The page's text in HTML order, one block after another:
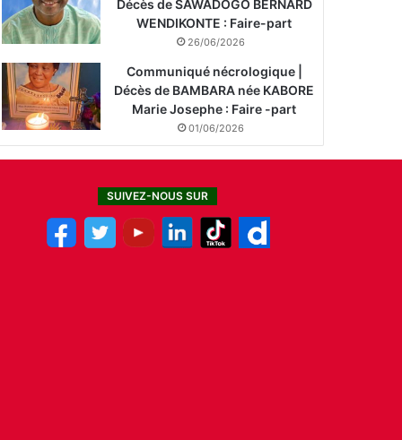
Décès de SAWADOGO BERNARD
WENDIKONTE : Faire-part
26/06/2026
Communiqué nécrologique |
Décès de BAMBARA née KABORE
Marie Josephe : Faire -part
01/06/2026
SUIVEZ-NOUS SUR